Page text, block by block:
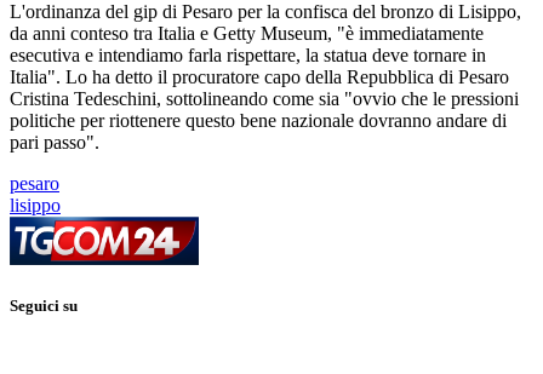
L'ordinanza del gip di Pesaro per la confisca del bronzo di Lisippo,
da anni conteso tra Italia e Getty Museum, "è immediatamente
esecutiva e intendiamo farla rispettare, la statua deve tornare in
Italia". Lo ha detto il procuratore capo della Repubblica di Pesaro
Cristina Tedeschini, sottolineando come sia "ovvio che le pressioni
politiche per riottenere questo bene nazionale dovranno andare di
pari passo".
pesaro
lisippo
Seguici su